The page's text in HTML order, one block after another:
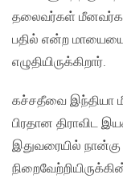
தலைவர்கள்
பதில் என்ற
எழுதியிருக்கிறார்.
கச்சதீவை இந்தியா
பிரதான திராவிட
இதுவரையில்